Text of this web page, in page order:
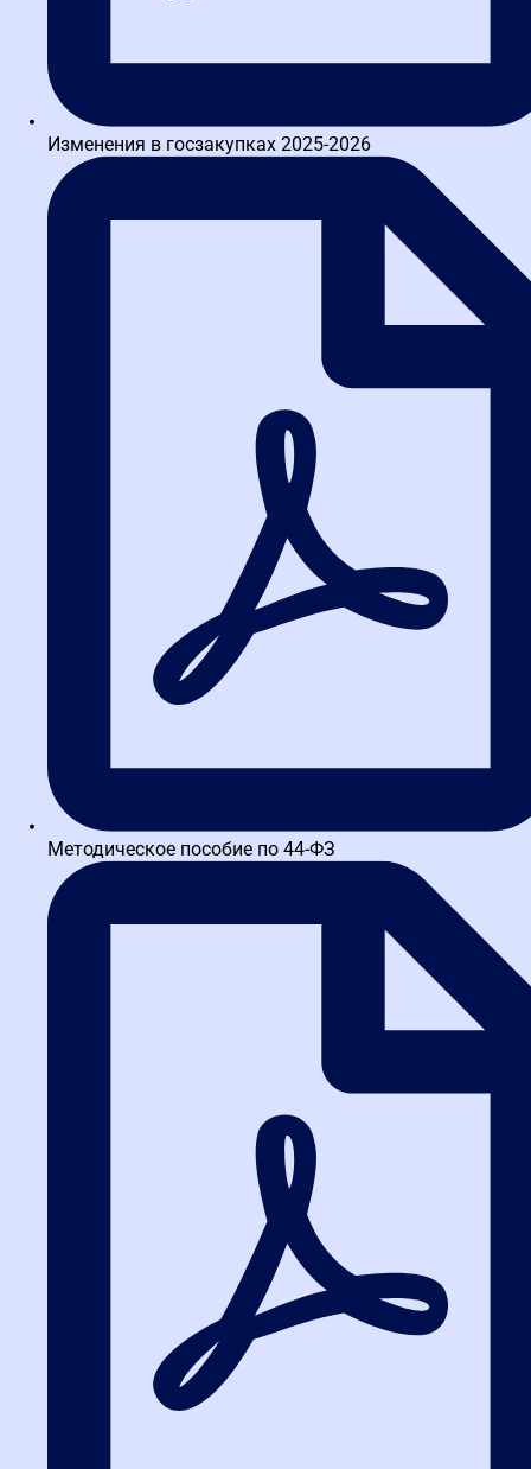
Изменения в госзакупках 2025-2026
Методическое пособие по 44-ФЗ